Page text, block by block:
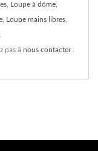
Loupe à dôme
Loupe mains libres
pas à nous contacter.